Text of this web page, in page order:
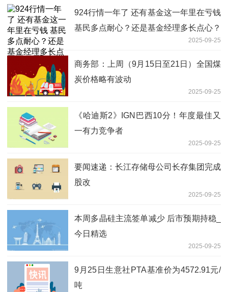
924行情一年了 还有基金这一年里在亏钱
基民多点耐心？还是基金经理多长点心？
2025-09-25
商务部：上周（9月15日至21日）全国煤
炭价格略有波动
2025-09-25
《哈迪斯2》IGN巴西10分！年度最佳又
一有力竞争者
2025-09-25
要闻速递：长江存储母公司长存集团完成
股改
2025-09-25
本周多晶硅主流签单减少 后市预期持稳_
今日精选
2025-09-25
9月25日生意社PTA基准价为4572.91元/
吨